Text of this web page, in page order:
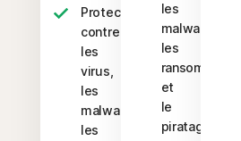
Protection
contre
les
virus,
les
malwares,
les
les
malwares,
les
ransomwares
et
le
piratage